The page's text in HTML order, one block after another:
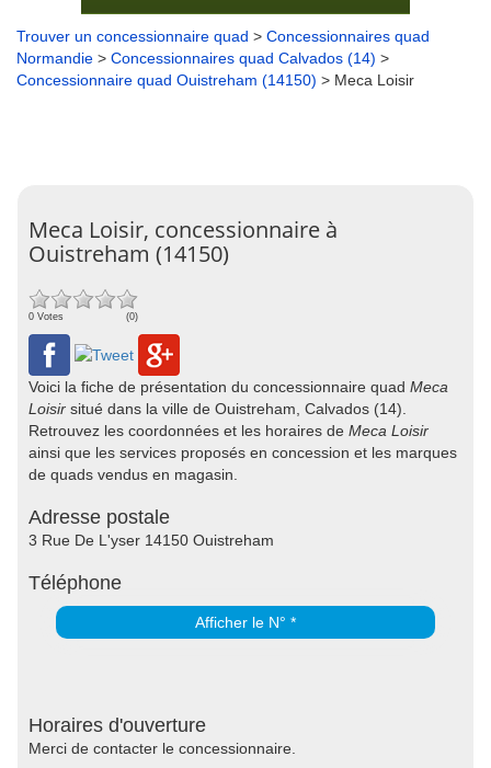
Trouver un concessionnaire quad > Concessionnaires quad
Normandie > Concessionnaires quad Calvados (14) >
Concessionnaire quad Ouistreham (14150) > Meca Loisir
Meca Loisir, concessionnaire à
Ouistreham (14150)
0 Votes (0)
Voici la fiche de présentation du concessionnaire quad Meca
Loisir situé dans la ville de Ouistreham, Calvados (14).
Retrouvez les coordonnées et les horaires de Meca Loisir
ainsi que les services proposés en concession et les marques
de quads vendus en magasin.
Adresse postale
3 Rue De L'yser 14150 Ouistreham
Téléphone
Afficher le N° *
Horaires d'ouverture
Merci de contacter le concessionnaire.